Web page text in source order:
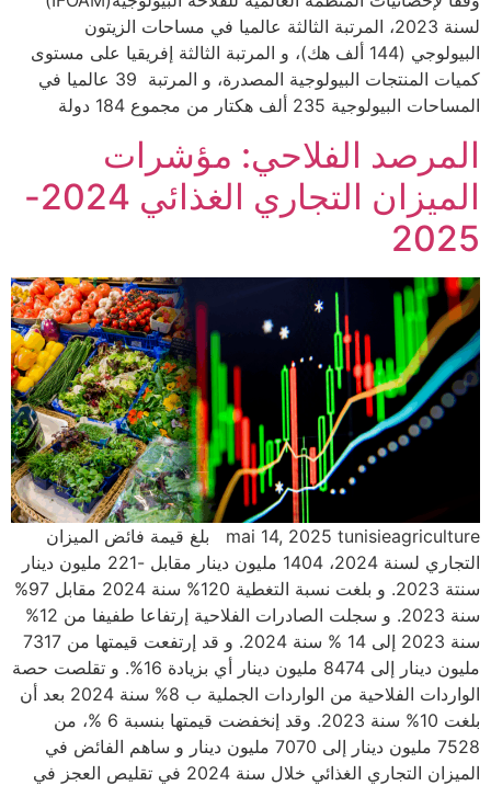
لسنة 2023، المرتبة الثالثة عالميا في مساحات الزيتون
البيولوجي (144 ألف هك)، و المرتبة الثالثة إفريقيا على مستوى
كميات المنتجات البيولوجية المصدرة، و المرتبة 39 عالميا في
المساحات البيولوجية 235 ألف هكتار من مجموع 184 دولة
المرصد الفلاحي: مؤشرات
الميزان التجاري الغذائي 2024-
2025
mai 14, 2025 tunisieagriculture بلغ قيمة فائض الميزان
التجاري لسنة 2024، 1404 مليون دينار مقابل -221 مليون دينار
سنتة 2023. و بلغت نسبة التغطية 120% سنة 2024 مقابل 97%
سنة 2023. و سجلت الصادرات الفلاحية إرتفاعا طفيفا من 12%
سنة 2023 إلى 14 % سنة 2024. و قد إرتفعت قيمتها من 7317
مليون دينار إلى 8474 مليون دينار أي بزيادة 16%. و تقلصت حصة
الواردات الفلاحية من الواردات الجملية ب 8% سنة 2024 بعد أن
بلغت 10% سنة 2023. وقد إنخفضت قيمتها بنسبة 6 %، من
7528 مليون دينار إلى 7070 مليون دينار و ساهم الفائض في
الميزان التجاري الغذائي خلال سنة 2024 في تقليص العجز في